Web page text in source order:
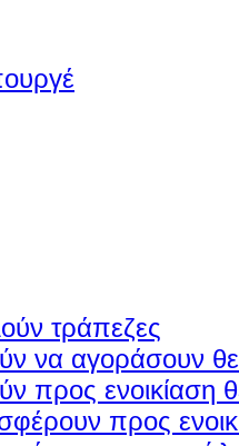
τράπεζες
να αγοράσουν
προς ενοικίαση
προς